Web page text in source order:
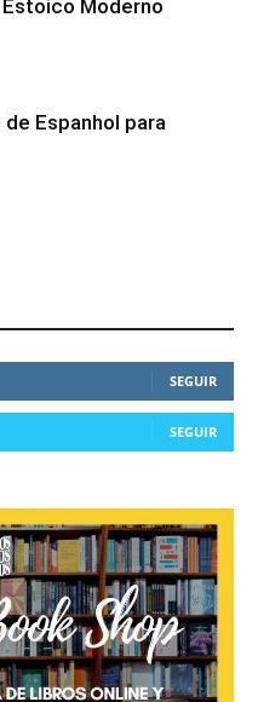
Estoico Moderno
Espanhol para
SEGUIR
SEGUIR